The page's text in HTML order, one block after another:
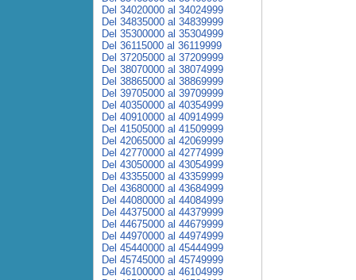
Del 34020000 al 34024999
Del 34835000 al 34839999
Del 35300000 al 35304999
Del 36115000 al 36119999
Del 37205000 al 37209999
Del 38070000 al 38074999
Del 38865000 al 38869999
Del 39705000 al 39709999
Del 40350000 al 40354999
Del 40910000 al 40914999
Del 41505000 al 41509999
Del 42065000 al 42069999
Del 42770000 al 42774999
Del 43050000 al 43054999
Del 43355000 al 43359999
Del 43680000 al 43684999
Del 44080000 al 44084999
Del 44375000 al 44379999
Del 44675000 al 44679999
Del 44970000 al 44974999
Del 45440000 al 45444999
Del 45745000 al 45749999
Del 46100000 al 46104999